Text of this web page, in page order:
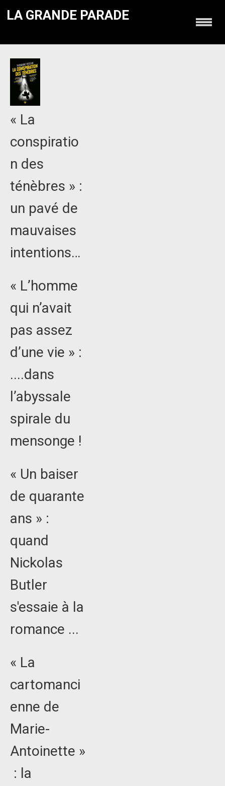
LA GRANDE PARADE
« La
conspiratio
n des
ténèbres » :
un pavé de
mauvaises
intentions…
« L’homme
qui n’avait
pas assez
d’une vie » :
....dans
l’abyssale
spirale du
mensonge !
« Un baiser
de quarante
ans » :
quand
Nickolas
Butler
s'essaie à la
romance ...
« La
cartomanci
enne de
Marie-
Antoinette »
: la